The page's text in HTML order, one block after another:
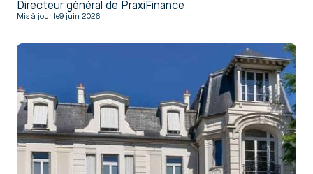
Directeur général de PraxiFinance
Mis à jour le9 juin 2026